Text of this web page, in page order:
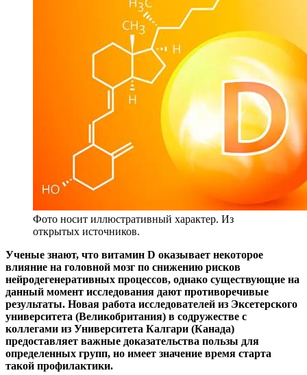
Фото носит иллюстративный характер. Из
открытых источников.
Ученые знают, что витамин D оказывает некоторое
влияние на головной мозг по снижению рисков
нейродегенеративных процессов, однако существующие на
данный момент исследования дают противоречивые
результаты. Новая работа исследователей из Эксетерского
университета (Великобритания) в содружестве с
коллегами из Университета Калгари (Канада)
предоставляет важные доказательства пользы для
определенных групп, но имеет значение время старта
такой профилактики.